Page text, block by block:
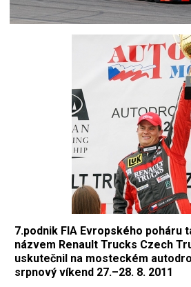
7.podnik FIA Evropského poháru
názvem Renault Trucks Czech
uskutečnil na mosteckém
srpnový víkend 27.–28. 8. 2011